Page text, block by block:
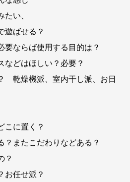
たい、
遊ばせる？
要ならば使用する目的は？
などはほしい？必要？
乾燥機派、室内干し派、お日
こに置く？
？またこだわりなどある？
？
お任せ派？